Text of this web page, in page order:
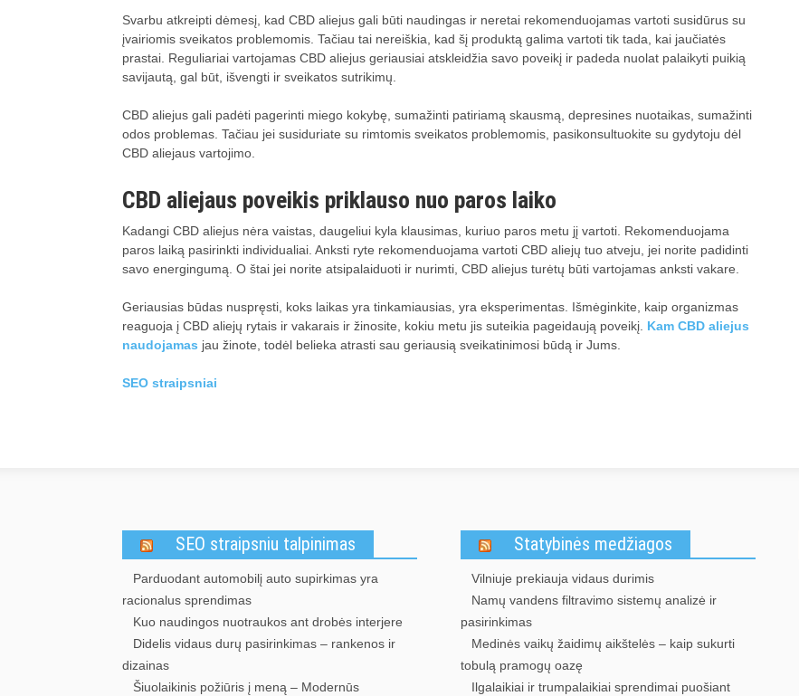
Svarbu atkreipti dėmesį, kad CBD aliejus gali būti naudingas ir neretai rekomenduojamas vartoti susidūrus su
įvairiomis sveikatos problemomis. Tačiau tai nereiškia, kad šį produktą galima vartoti tik tada, kai jaučiatės
prastai. Reguliariai vartojamas CBD aliejus geriausiai atskleidžia savo poveikį ir padeda nuolat palaikyti puikią
savijautą, gal būt, išvengti ir sveikatos sutrikimų.
CBD aliejus gali padėti pagerinti miego kokybę, sumažinti patiriamą skausmą, depresines nuotaikas, sumažinti
odos problemas. Tačiau jei susiduriate su rimtomis sveikatos problemomis, pasikonsultuokite su gydytoju dėl
CBD aliejaus vartojimo.
CBD aliejaus poveikis priklauso nuo paros laiko
Kadangi CBD aliejus nėra vaistas, daugeliui kyla klausimas, kuriuo paros metu jį vartoti. Rekomenduojama
paros laiką pasirinkti individualiai. Anksti ryte rekomenduojama vartoti CBD aliejų tuo atveju, jei norite padidinti
savo energingumą. O štai jei norite atsipalaiduoti ir nurimti, CBD aliejus turėtų būti vartojamas anksti vakare.
Geriausias būdas nuspręsti, koks laikas yra tinkamiausias, yra eksperimentas. Išmėginkite, kaip organizmas
reaguoja į CBD aliejų rytais ir vakarais ir žinosite, kokiu metu jis suteikia pageidaują poveikį. Kam CBD aliejus
naudojamas jau žinote, todėl belieka atrasti sau geriausią sveikatinimosi būdą ir Jums.
SEO straipsniai
SEO straipsniu talpinimas
Parduodant automobilį auto supirkimas yra
racionalus sprendimas
Kuo naudingos nuotraukos ant drobės interjere
Didelis vidaus durų pasirinkimas – rankenos ir
dizainas
Šiuolaikinis požiūris į meną – Modernūs
Statybinės medžiagos
Vilniuje prekiauja vidaus durimis
Namų vandens filtravimo sistemų analizė ir
pasirinkimas
Medinės vaikų žaidimų aikštelės – kaip sukurti
tobulą pramogų oazę
Ilgalaikiai ir trumpalaikiai sprendimai puošiant